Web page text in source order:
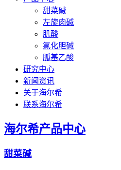
甜菜碱
左旋肉碱
肌酸
氯化胆碱
胍基乙酸
研究中心
新闻资讯
关于海尔希
联系海尔希
海尔希产品中心
甜菜碱